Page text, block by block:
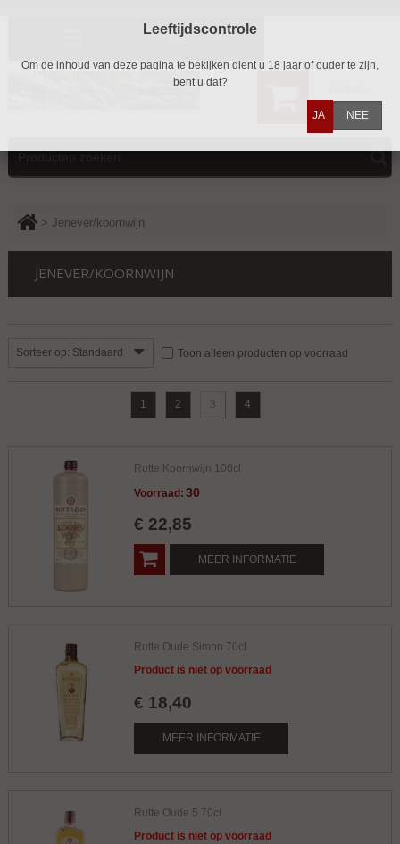
NL
> Jenever/koornwijn
JENEVER/KOORNWIJN
Sorteer op: Standaard Toon alleen producten op voorraad
1 2 3 4
Rutte Koornwijn 100cl
Voorraad: 30
€ 22,85
MEER INFORMATIE
Rutte Oude Simon 70cl
Product is niet op voorraad
€ 18,40
MEER INFORMATIE
Rutte Oude 5 70cl
Product is niet op voorraad
Leeftijdscontrole
Om de inhoud van deze pagina te bekijken dient u 18 jaar of ouder te zijn,
bent u dat?
JA NEE